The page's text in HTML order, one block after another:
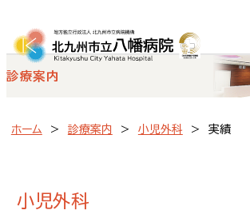
診療案内
ホーム 診療案内 小児外科 実績
小児外科